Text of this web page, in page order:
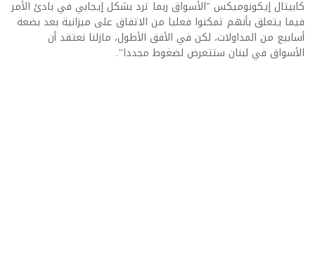
كابيتال إيكونوميكس "الأسواق ربما ترد بشكل إيجابي في بادئ الأمر
فيما يتعلق بأنهم تمكنوا فعليا من الاتفاق على ميزانية بعد بضعة
أسابيع من المداولات، لكن في الأفق الأطول، مازلنا نعتقد أن
الأسواق في لبنان ستتعرض لضغوط مجددا".